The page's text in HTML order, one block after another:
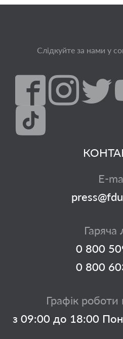
Слідкуйте за нами у
E-
Гаряча
0 800
0 800
Графік роботи
з 09:00 до 18:00